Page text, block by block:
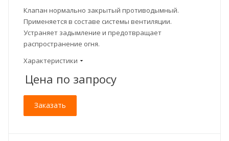
Клапан нормально закрытый противодымный.
Применяется в составе системы вентиляции.
Устраняет задымление и предотвращает
распространение огня.
Характеристики
Цена по запросу
Заказать